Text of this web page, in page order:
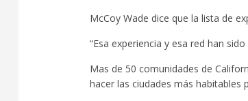
McCoy Wade dice que la lista de
“Esa experiencia y esa red han
Mas de 50 comunidades de
hacer las ciudades más habitables